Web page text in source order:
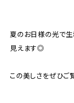
夏のお日様の光で
見えます◎
この美しさをぜひご